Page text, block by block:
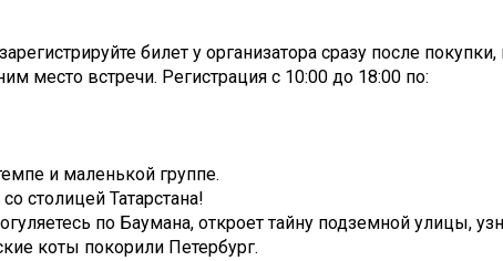
билет у организатора сразу после
место встречи. Регистрация с 10:00 до 18:00 по:
и маленькой группе.
столицей Татарстана!
по Баумана, откроет тайну подземной улицы,
коты покорили Петербург.